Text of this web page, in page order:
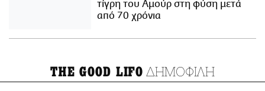
τίγρη του Αμούρ στη φύση μετά
από 70 χρόνια
THE GOOD LIFO ΔΗΜΟΦΙΛΗ